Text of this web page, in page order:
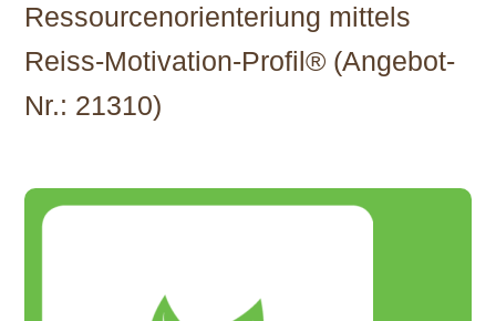
Ressourcenorienteriung mittels
Reiss-Motivation-Profil® (Angebot-
Nr.: 21310)